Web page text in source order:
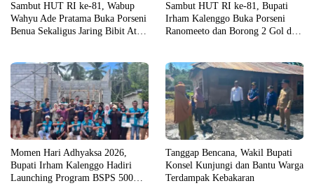
Sambut HUT RI ke-81, Wabup
Wahyu Ade Pratama Buka Porseni
Benua Sekaligus Jaring Bibit Atlet
Sambut HUT RI ke-81, Bupati
Irham Kalenggo Buka Porseni
Ranomeeto dan Borong 2 Gol di
Momen Hari Adhyaksa 2026,
Bupati Irham Kalenggo Hadiri
Launching Program BSPS 500
Tanggap Bencana, Wakil Bupati
Konsel Kunjungi dan Bantu Warga
Terdampak Kebakaran